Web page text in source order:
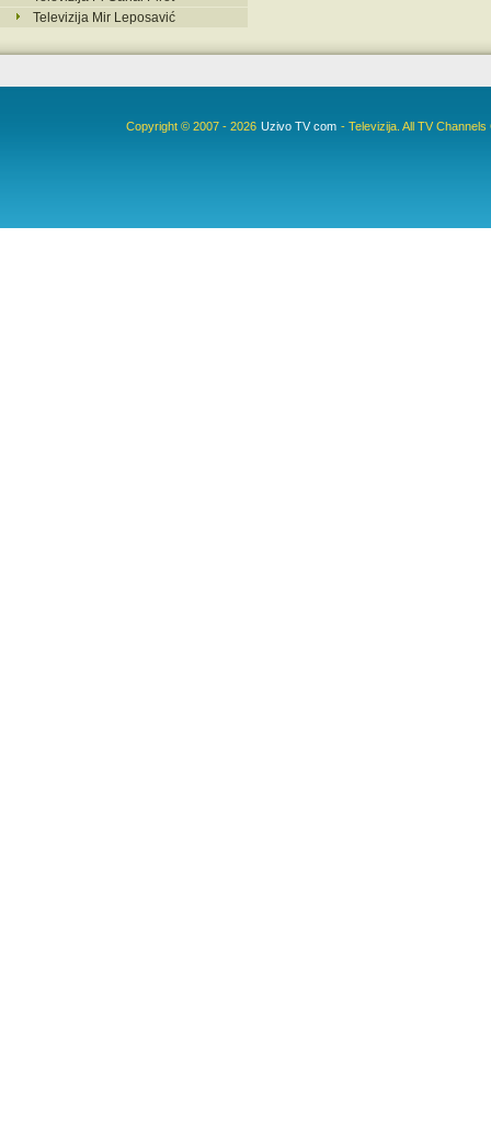
Televizija Mir Leposavić
Copyright © 2007 - 2026 Uzivo TV com - Televizija. All TV